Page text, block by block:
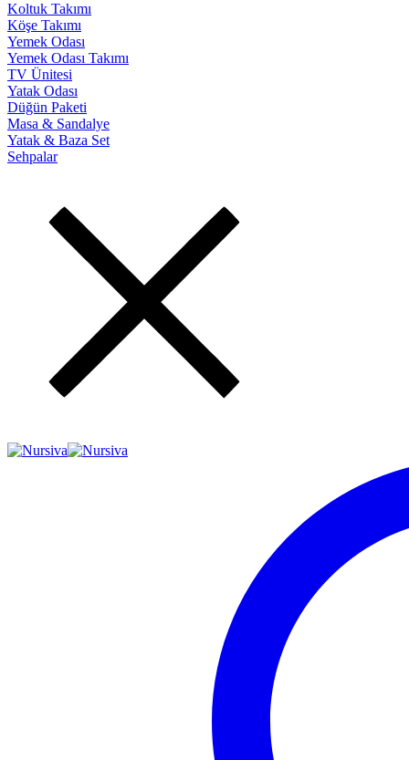
Koltuk Takımı
Köşe Takımı
Yemek Odası
Yemek Odası Takımı
TV Ünitesi
Yatak Odası
Düğün Paketi
Masa & Sandalye
Yatak & Baza Set
Sehpalar